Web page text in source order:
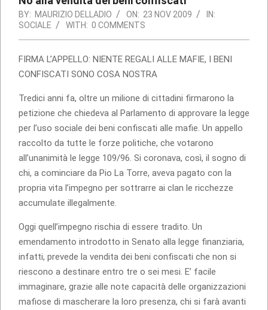
BY: MAURIZIO DELLADIO ON: 23 NOV 2009
IN:
SOCIALE
WITH: 0 COMMENTS
FIRMA L’APPELLO: NIENTE REGALI ALLE MAFIE, I BENI
CONFISCATI SONO COSA NOSTRA
Tredici anni fa, oltre un milione di cittadini firmarono la
petizione che chiedeva al Parlamento di approvare la legge
per l’uso sociale dei beni confiscati alle mafie. Un appello
raccolto da tutte le forze politiche, che votarono
all’unanimità le legge 109/96. Si coronava, così, il sogno di
chi, a cominciare da Pio La Torre, aveva pagato con la
propria vita l’impegno per sottrarre ai clan le ricchezze
accumulate illegalmente.
Oggi quell’impegno rischia di essere tradito. Un
emendamento introdotto in Senato alla legge finanziaria,
infatti, prevede la vendita dei beni confiscati che non si
riescono a destinare entro tre o sei mesi. E’ facile
immaginare, grazie alle note capacità delle organizzazioni
mafiose di mascherare la loro presenza, chi si farà avanti